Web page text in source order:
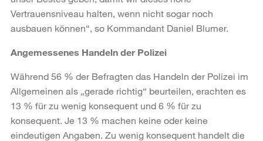
Vertrauensniveau halten, wenn nicht sogar noch
ausbauen können“, so Kommandant Daniel Blumer.
Angemessenes Handeln der Polizei
Während 56 % der Befragten das Handeln der Polizei im
Allgemeinen als „gerade richtig“ beurteilen, erachten es
13 % für zu wenig konsequent und 6 % für zu
konsequent. Je 13 % machen keine oder keine
eindeutigen Angaben. Zu wenig konsequent handelt die